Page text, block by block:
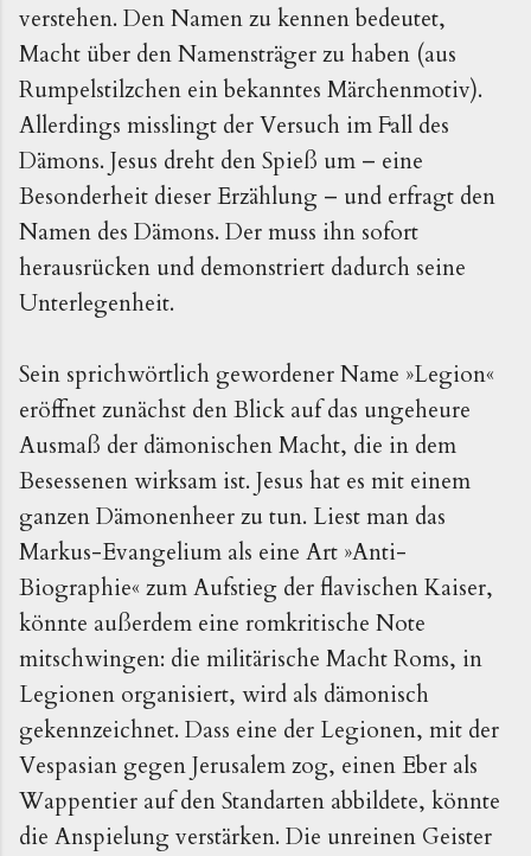
verstehen. Den Namen zu kennen bedeutet,
Macht über den Namensträger zu haben (aus
Rumpelstilzchen ein bekanntes Märchenmotiv).
Allerdings misslingt der Versuch im Fall des
Dämons. Jesus dreht den Spieß um – eine
Besonderheit dieser Erzählung – und erfragt den
Namen des Dämons. Der muss ihn sofort
herausrücken und demonstriert dadurch seine
Unterlegenheit.
Sein sprichwörtlich gewordener Name »Legion«
eröffnet zunächst den Blick auf das ungeheure
Ausmaß der dämonischen Macht, die in dem
Besessenen wirksam ist. Jesus hat es mit einem
ganzen Dämonenheer zu tun. Liest man das
Markus-Evangelium als eine Art »Anti-
Biographie« zum Aufstieg der flavischen Kaiser,
könnte außerdem eine romkritische Note
mitschwingen: die militärische Macht Roms, in
Legionen organisiert, wird als dämonisch
gekennzeichnet. Dass eine der Legionen, mit der
Vespasian gegen Jerusalem zog, einen Eber als
Wappentier auf den Standarten abbildete, könnte
die Anspielung verstärken. Die unreinen Geister